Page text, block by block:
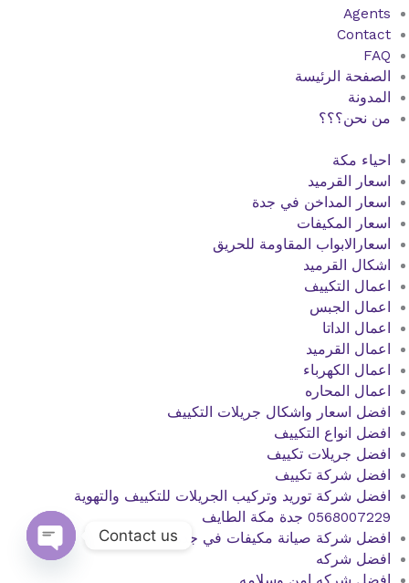
Agents
Contact
FAQ
الصفحة الرئيسة
المدونة
من نحن؟؟؟
احياء مكة
اسعار القرميد
اسعار المداخن في جدة
اسعار المكيفات
اسعارالابواب المقاومة للحريق
اشكال القرميد
اعمال التكييف
اعمال الجبس
اعمال الداتا
اعمال القرميد
اعمال الكهرباء
اعمال المحاره
افضل اسعار واشكال جريلات التكييف
افضل انواع التكييف
افضل جريلات تكييف
افضل شركة تكييف
افضل شركة توريد وتركيب الجريلات للتكييف والتهوية
0568007229 جدة مكة الطايف
افضل شركة صيانة مكيفات في جدة
افضل شركه
Contact us
Open